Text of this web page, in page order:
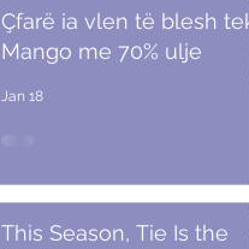
Çfarë ia vlen të blesh
Mango me 70% ulje
Jan 18
This Season, Tie Is the